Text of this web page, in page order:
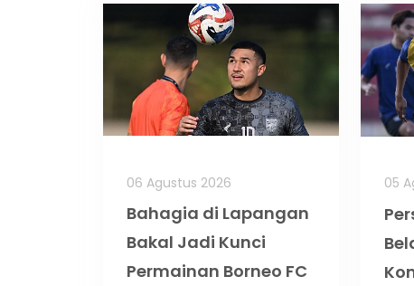
06 Agustus 2026
Bahagia di Lapangan
Bakal Jadi Kunci
Permainan Borneo FC
05